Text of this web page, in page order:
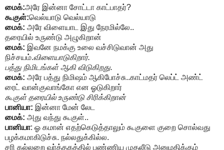
மைக்:அரே இன்னா சோட்டா காட்பாதர்?
கூகுள்:வெல்யாடு வெல்யாடு
மைக்: அரே விளையாட இது நேரமில்லே..
தரையில் உருண்டு அழுகிறான்
மைக்: இவனே நமக்கு உலை வச்சிடுவான் அது
நிச்சயம்.விளையாடுகிறார்.
பத்து நிமிடங்கள் ஆகி விடுகிறது.
மைக்: அரே பத்து நிமிஷம் ஆகிபோச்சு..காட்மதர் லெப்ட் அண்ட்
ரைட் வான்குவாங்கோ என ஓடுகிறார்
கூகுள் தரையில் உருண்டு சிரிக்கிறான்
பானியா: இன்னா மேன் லேட
மைக்: அது வந்து கூகுள்..
பானியா: ஓ கமான் எதற்கெடுத்தாலும் கூகுளை குறை சொல்வது
பழக்கமாகிடுச்சு. நல்லதுக்கில்ல.
சரி கல்லறை வர்த்தகத்தில் பண்ணிய முதலீடு அனுமதிக்கும்